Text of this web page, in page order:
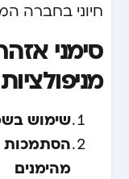
חיוני בחברה
סימני
שימוש
הסתמכות
מהימנים